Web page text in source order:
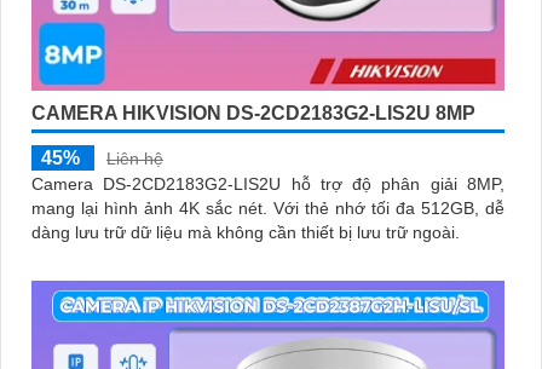
CAMERA HIKVISION DS-2CD2183G2-LIS2U 8MP
45%
Liên hệ
Camera DS-2CD2183G2-LIS2U hỗ trợ độ phân giải 8MP,
mang lại hình ảnh 4K sắc nét. Với thẻ nhớ tối đa 512GB, dễ
dàng lưu trữ dữ liệu mà không cần thiết bị lưu trữ ngoài.